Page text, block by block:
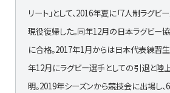
リート」として、2016年夏に「7人制ラグビ
現役復帰した。同年12月の日本ラグビー
に合格。2017年1月からは日本代表練習生
年12月にラグビー選手としての引退と陸
明。2019年シーズンから競技会に出場し